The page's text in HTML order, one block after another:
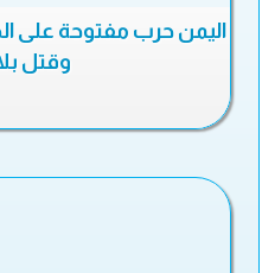
اليمن حرب مفتوحة على
وقتل